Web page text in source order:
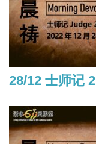
28/12 士师记 2